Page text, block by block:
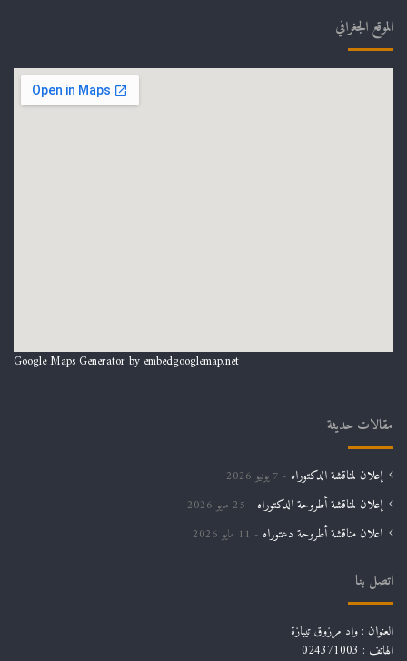
الموقع الجغرافي
Google Maps Generator by embedgooglemap.net
مقالات حديثة
إعلان لمناقشة الدكتوراه 7 يونيو 2026
إعلان لمناقشة أطروحة الدكتوراه 25 مايو 2026
اعلان مناقشة أطروحة دعتوراه 11 مايو 2026
اتصل بنا
العنوان : واد مرزوق تيبازة
الهاتف : 024371003